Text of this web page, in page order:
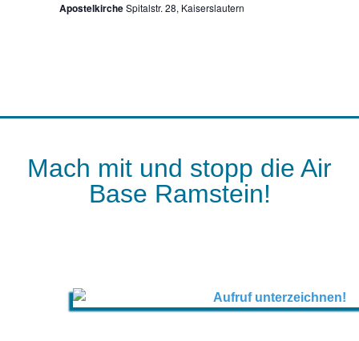
ApostelkircheSpitalstr. 28, Kaiserslautern
Mach mit und stopp die Air
Base Ramstein!